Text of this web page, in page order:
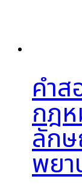
คำส
กฎ
ลัก
พย